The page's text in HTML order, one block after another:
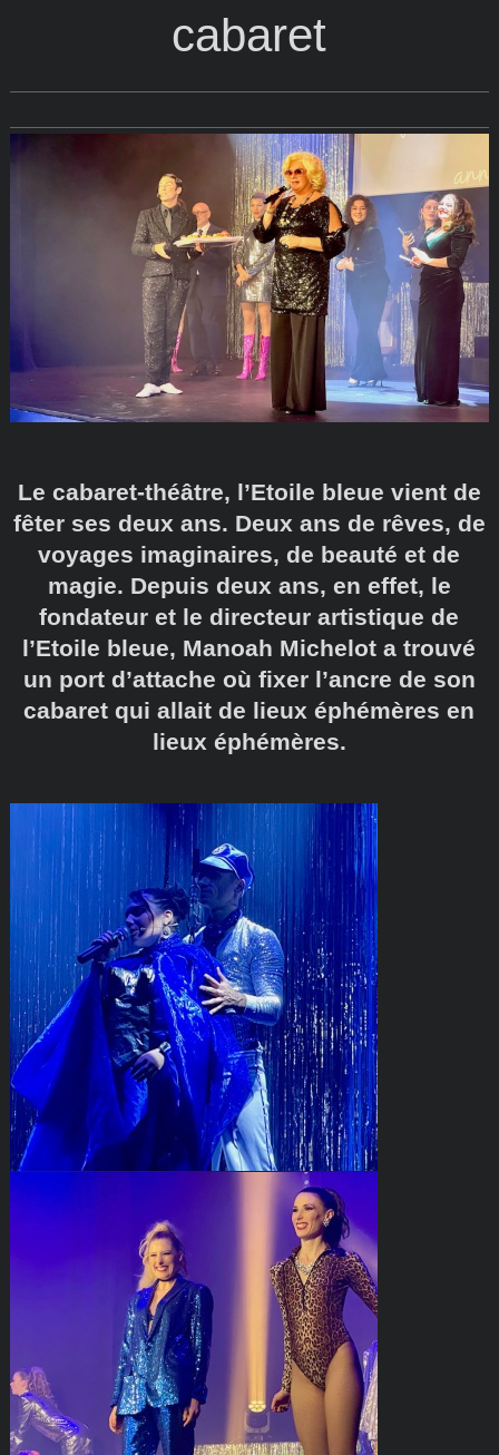
cabaret
Le cabaret-théâtre, l’Etoile bleue vient de
fêter ses deux ans. Deux ans de rêves, de
voyages imaginaires, de beauté et de
magie. Depuis deux ans, en effet, le
fondateur et le directeur artistique de
l’Etoile bleue, Manoah Michelot a trouvé
un port d’attache où fixer l’ancre de son
cabaret qui allait de lieux éphémères en
lieux éphémères.